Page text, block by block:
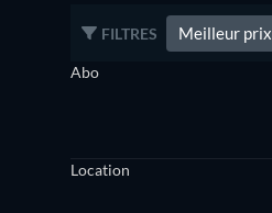
FILTRES Meilleur prix
Abo
Location